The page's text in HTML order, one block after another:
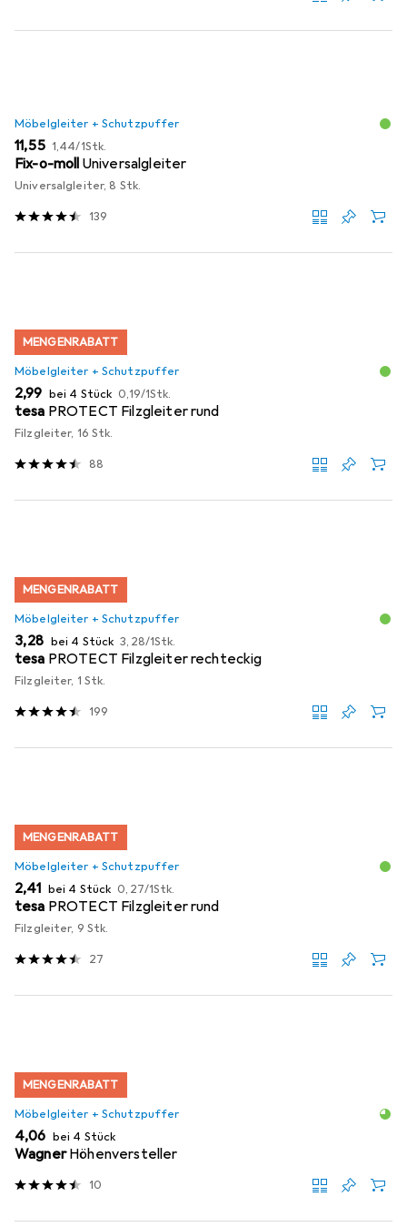
Möbelgleiter + Schutzpuffer
EUR
11,55 EUR
1,44/1Stk.
Fix-o-moll Universalgleiter
Universalgleiter, 8 Stk.
139
MENGENRABATT
Möbelgleiter + Schutzpuffer
EUR
2,99 bei 4 Stück EUR
0,19/1Stk.
tesa PROTECT Filzgleiter rund
Filzgleiter, 16 Stk.
88
MENGENRABATT
Möbelgleiter + Schutzpuffer
EUR
3,28 bei 4 Stück EUR
3,28/1Stk.
tesa PROTECT Filzgleiter rechteckig
Filzgleiter, 1 Stk.
199
MENGENRABATT
Möbelgleiter + Schutzpuffer
EUR
2,41 bei 4 Stück EUR
0,27/1Stk.
tesa PROTECT Filzgleiter rund
Filzgleiter, 9 Stk.
27
MENGENRABATT
Möbelgleiter + Schutzpuffer
EUR
4,06 bei 4 Stück
Wagner Höhenversteller
10